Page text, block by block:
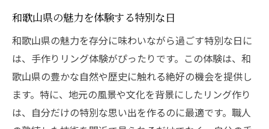
和歌山県の魅力を体験する特別な日
和歌山県の魅力を存分に味わいながら過ごす特別な日に
は、手作りリング体験がぴったりです。この体験は、和
歌山県の豊かな自然や歴史に触れる絶好の機会を提供し
ます。特に、地元の風景や文化を背景にしたリング作り
は、自分だけの特別な思い出を作るのに最適です。職人